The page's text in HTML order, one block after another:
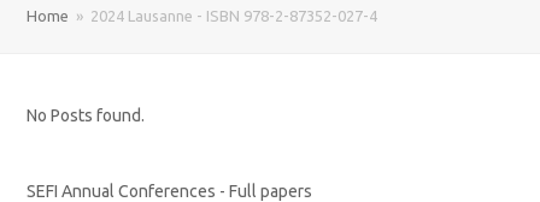
Home » 2024 Lausanne - ISBN 978-2-87352-027-4
No Posts found.
SEFI Annual Conferences - Full papers